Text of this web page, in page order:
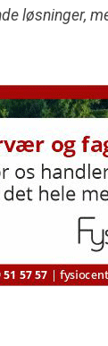
løsninger,